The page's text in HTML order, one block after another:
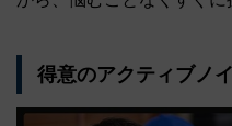
得意のアクティブノ